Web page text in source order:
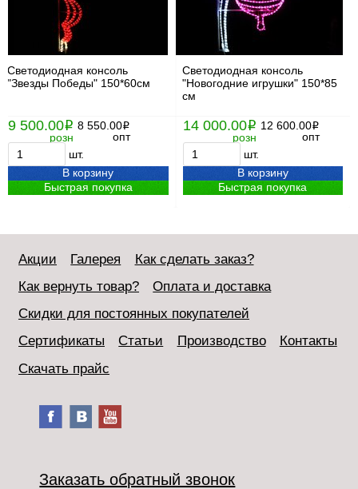
Светодиодная консоль
"Звезды Победы" 150*60см
9 500.00i
розн
8 550.00i
опт
шт.
В корзину
Быстрая покупка
Светодиодная консоль
"Новогодние игрушки" 150*85
см
14 000.00i
розн
12 600.00i
опт
шт.
В корзину
Быстрая покупка
Акции Галерея
Как сделать заказ?
Как вернуть товар?
Оплата и доставка
Скидки для постоянных покупателей
Сертификаты
Статьи Производство
Контакты
Скачать прайс
Заказать обратный звонок